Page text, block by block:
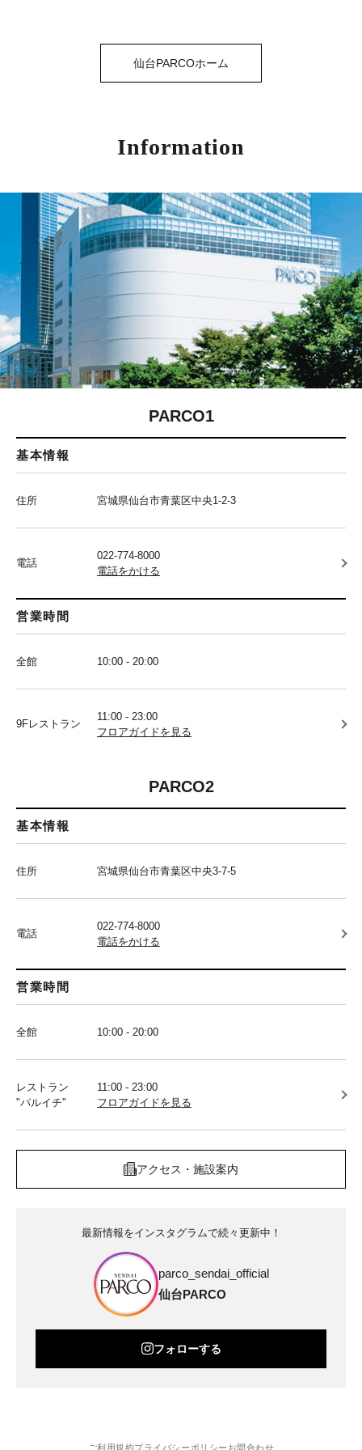
仙台PARCOホーム
Information
PARCO1
基本情報
住所 宮城県仙台市青葉区中央1-2-3
電話
022-774-8000
電話をかける
営業時間
全館 10:00 - 20:00
9Fレストラン
11:00 - 23:00
フロアガイドを見る
PARCO2
基本情報
住所 宮城県仙台市青葉区中央3-7-5
電話
022-774-8000
電話をかける
営業時間
全館 10:00 - 20:00
レストラン
"パルイチ"
11:00 - 23:00
フロアガイドを見る
アクセス・施設案内
最新情報をインスタグラムで続々更新中！
parco_sendai_official
仙台PARCO
フォローする
ご利用規約プライバシーポリシー お問合わせ